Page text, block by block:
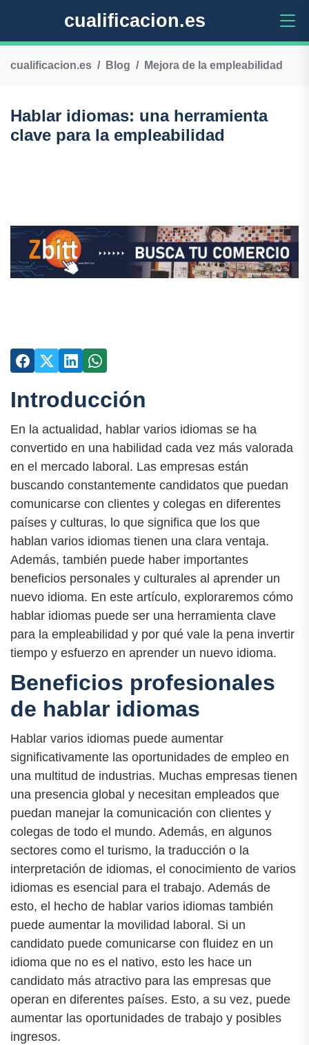
cualificacion.es
cualificacion.es Blog Mejora de la empleabilidad
Hablar idiomas: una herramienta
clave para la empleabilidad
Introducción
En la actualidad, hablar varios idiomas se ha
convertido en una habilidad cada vez más valorada
en el mercado laboral. Las empresas están
buscando constantemente candidatos que puedan
comunicarse con clientes y colegas en diferentes
países y culturas, lo que significa que los que
hablan varios idiomas tienen una clara ventaja.
Además, también puede haber importantes
beneficios personales y culturales al aprender un
nuevo idioma. En este artículo, exploraremos cómo
hablar idiomas puede ser una herramienta clave
para la empleabilidad y por qué vale la pena invertir
tiempo y esfuerzo en aprender un nuevo idioma.
Beneficios profesionales
de hablar idiomas
Hablar varios idiomas puede aumentar
significativamente las oportunidades de empleo en
una multitud de industrias. Muchas empresas tienen
una presencia global y necesitan empleados que
puedan manejar la comunicación con clientes y
colegas de todo el mundo. Además, en algunos
sectores como el turismo, la traducción o la
interpretación de idiomas, el conocimiento de varios
idiomas es esencial para el trabajo. Además de
esto, el hecho de hablar varios idiomas también
puede aumentar la movilidad laboral. Si un
candidato puede comunicarse con fluidez en un
idioma que no es el nativo, esto les hace un
candidato más atractivo para las empresas que
operan en diferentes países. Esto, a su vez, puede
aumentar las oportunidades de trabajo y posibles
ingresos.